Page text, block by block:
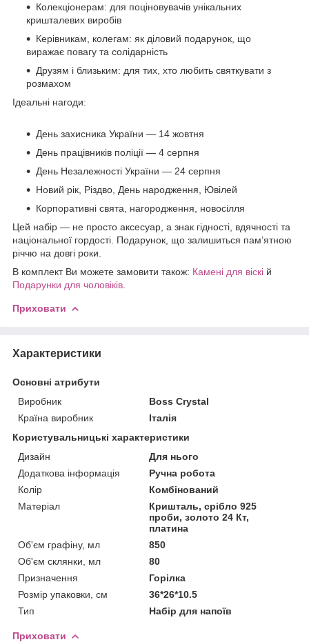
Колекціонерам: для поціновувачів унікальних
кришталевих виробів
Керівникам, колегам: як діловий подарунок, що
виражає повагу та солідарність
Друзям і близьким: для тих, хто любить святкувати з
розмахом
Ідеальні нагоди:
День захисника України — 14 жовтня
День працівників поліції — 4 серпня
День Незалежності України — 24 серпня
Новий рік, Різдво, День народження, Ювілей
Корпоративні свята, нагородження, новосілля
Цей набір — не просто аксесуар, а знак гідності, вдячності та
національної гордості. Подарунок, що залишиться пам’ятною
річчю на довгі роки.
В комплект Ви можете замовити також: Камені для віскі й
Подарунки для чоловіків
Приховати
Характеристики
Основні атрибути
Виробник
Boss Crystal
Країна виробник
Італія
Користувальницькі характеристики
Дизайн
Для нього
Додаткова інформація
Ручна робота
Колір
Комбінований
Матеріал
Кришталь, срібло 925
проби, золото 24 Кт,
платина
Об'єм графіну, мл
850
Об'єм склянки, мл
80
Призначення
Горілка
Розмір упаковки, см
36*26*10.5
Тип
Набір для напоїв
Приховати